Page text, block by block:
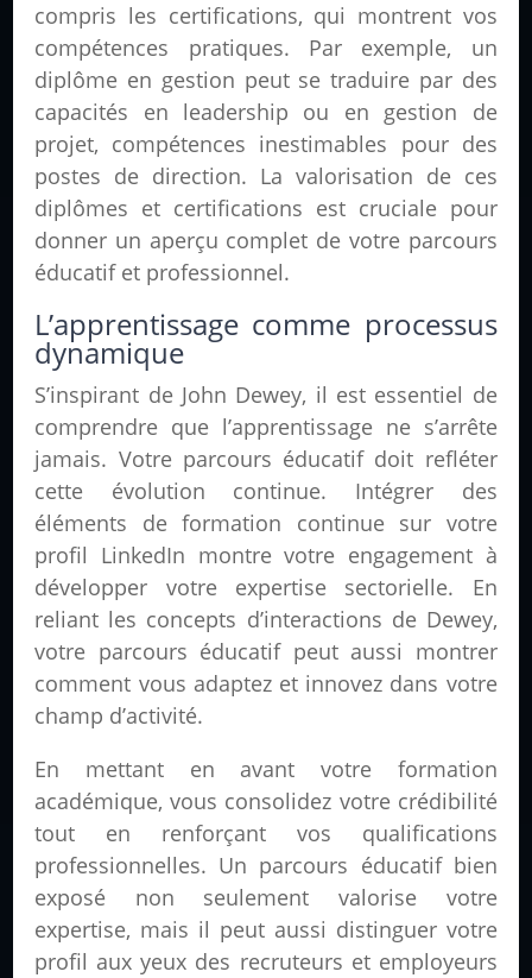
compris les certifications, qui montrent vos
compétences pratiques. Par exemple, un
diplôme en gestion peut se traduire par des
capacités en leadership ou en gestion de
projet, compétences inestimables pour des
postes de direction. La valorisation de ces
diplômes et certifications est cruciale pour
donner un aperçu complet de votre parcours
éducatif et professionnel.
L’apprentissage comme processus
dynamique
S’inspirant de John Dewey, il est essentiel de
comprendre que l’apprentissage ne s’arrête
jamais. Votre parcours éducatif doit refléter
cette évolution continue. Intégrer des
éléments de formation continue sur votre
profil LinkedIn montre votre engagement à
développer votre expertise sectorielle. En
reliant les concepts d’interactions de Dewey,
votre parcours éducatif peut aussi montrer
comment vous adaptez et innovez dans votre
champ d’activité.
En mettant en avant votre formation
académique, vous consolidez votre crédibilité
tout en renforçant vos qualifications
professionnelles. Un parcours éducatif bien
exposé non seulement valorise votre
expertise, mais il peut aussi distinguer votre
profil aux yeux des recruteurs et employeurs